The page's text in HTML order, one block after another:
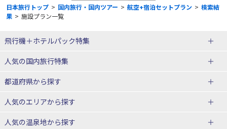
日本旅行トップ > 国内旅行・国内ツアー > 航空+宿泊セットプラン > 検索結
果 > 施設プラン一覧
飛行機＋ホテルパック特集
赤い風船ダイナミックパッケージ
ＪＡＬで行く飛行機+ホテルパック
人気の国内旅行特集
東京ディズニーリゾート®への旅
ユニバーサル・スタジオ・ジャパ
都道府県から探す
北海道旅行・ツアー
人気のエリアから探す
人気の温泉地から探す